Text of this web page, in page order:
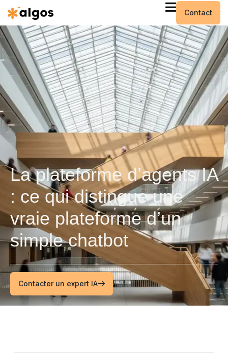
Contact
La plateforme d’agents IA
: ce qui distingue une
vraie plateforme d’un
simple chatbot
Contacter un expert IA